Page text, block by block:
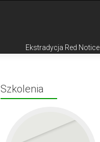
Ekstradycja Red Notice
Szkolenia